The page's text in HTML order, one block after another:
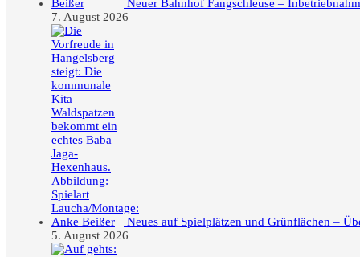
Neuer Bahnhof Fangschleuse –
7. August 2026
Neues auf Spielplätzen und Grünflächen –
5. August 2026